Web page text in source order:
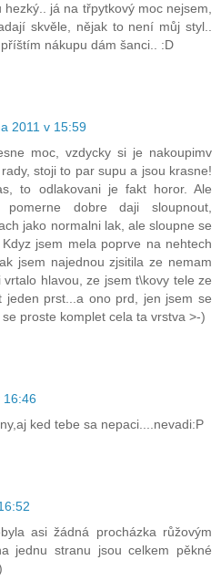
já na třpytkový moc nejsem,
skvěle, nějak to není můj styl..
nákupu dám šanci.. :D
2011 v 15:59
moc, vzdycky si je nakoupimv
stoji to par supu a jsou krasne!
to odlakovani je fakt horor. Ale
dobre daji sloupnout,
jako normalni lak, ale sloupne se
jsem mela poprve na nehtech
jsem najednou zjsitila ze nemam
hlavou, ze jsem t\kovy tele ze
jeden prst...a ono prd, jen jsem se
proste komplet cela ta vrstva >-)
16:46
ked tebe sa nepaci....nevadi:P
asi žádná procházka růžovým
jednu stranu jsou celkem pěkné